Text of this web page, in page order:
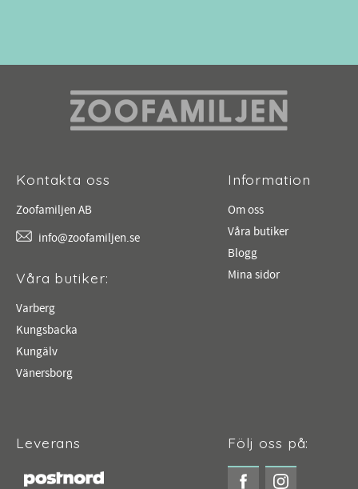
Kontakta oss
Zoofamiljen AB
info@zoofamiljen.se
Våra butiker:
Varberg
Kungsbacka
Kungälv
Vänersborg
Information
Om oss
Våra butiker
Blogg
Mina sidor
Leverans Följ oss på: